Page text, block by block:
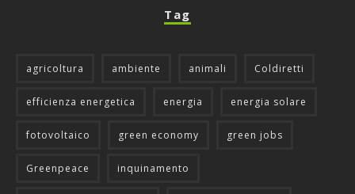
Tag
agricoltura ambiente animali Coldiretti
efficienza energetica energia energia solare
fotovoltaico green economy green jobs
Greenpeace inquinamento